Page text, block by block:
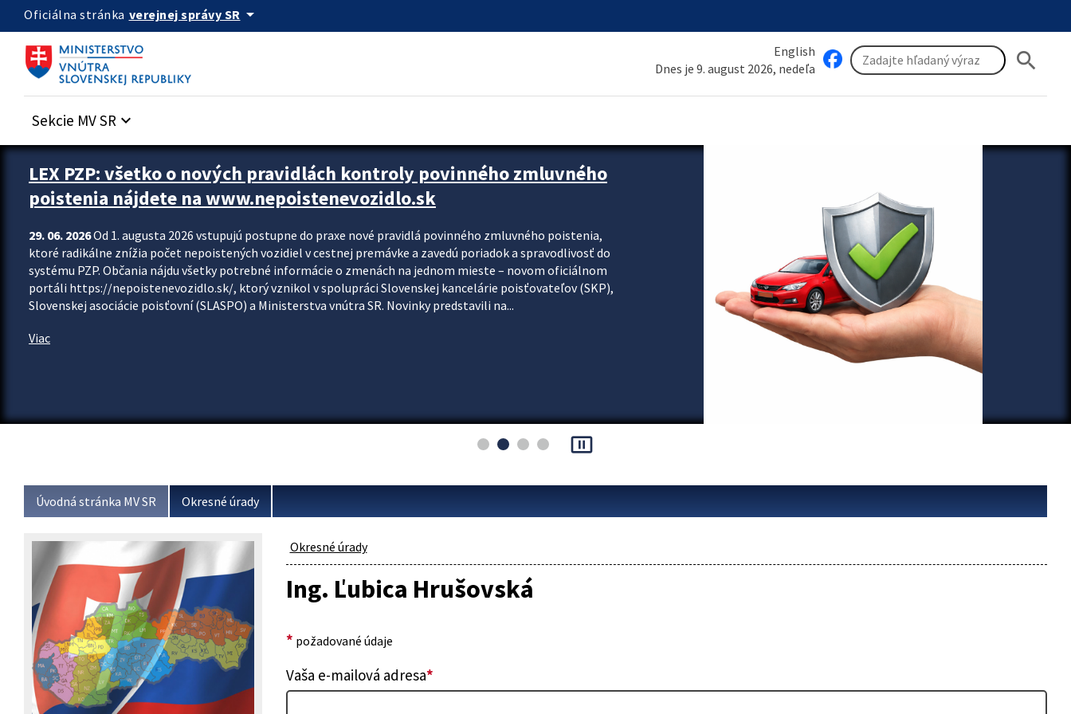
Preskocit na hlavný obsah
Oficiálna stránka verejnej správy SR arrow_drop_down
English
Dnes je 9. august 2026, nedeľa
search
Sekcie MV SR keyboard_arrow_down
Zastavit automatický posun upútavok
LEX PZP: všetko o nových pravidlách kontroly povinného zmluvného
poistenia nájdete na www.nepoistenevozidlo.sk
29. 06. 2026Od 1. augusta 2026 vstupujú postupne do praxe nové pravidlá povinného zmluvného poistenia,
ktoré radikálne znížia počet nepoistených vozidiel v cestnej premávke a zavedú poriadok a spravodlivosť do
systému PZP. Občania nájdu všetky potrebné informácie o zmenách na jednom mieste – novom oficiálnom
portáli https://nepoistenevozidlo.sk/, ktorý vznikol v spolupráci Slovenskej kancelárie poisťovateľov (SKP),
Slovenskej asociácie poisťovní (SLASPO) a Ministerstva vnútra SR. Novinky predstavili na...
Viac
pause_presentation
Úvodná stránka MV SR Okresné úrady
Okresné úrady
Ing. Ľubica Hrušovská
* požadované údaje
Vaša e-mailová adresa*